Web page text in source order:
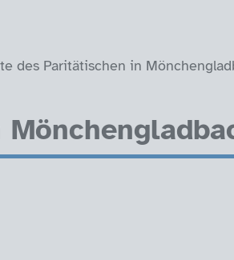
des Paritätischen in